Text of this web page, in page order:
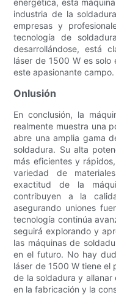
industria de la
empresas y
tecnología de
desarrollándose, está
láser de 1500 W es solo
este apasionante campo.
Onlusión
En conclusión, la
realmente muestra una
abre una amplia gama
soldadura. Su alta
más eficientes y
variedad de
exactitud de la
contribuyen a la
asegurando uniones
tecnología continúa
seguirá explorando y
las máquinas de
en el futuro. No hay
láser de 1500 W tiene el
de la soldadura y allanar
en la fabricación y la